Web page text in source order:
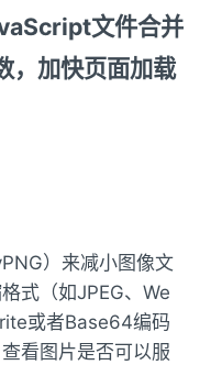
文件合并
，加快页面加载
）来减小图像文
式（如JPEG、We
或者Base64编码
看图片是否可以服